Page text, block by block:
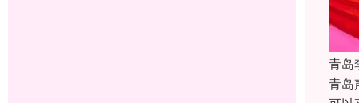
青岛
青岛